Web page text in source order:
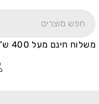
משלוח חינם מעל 400 ש"ח